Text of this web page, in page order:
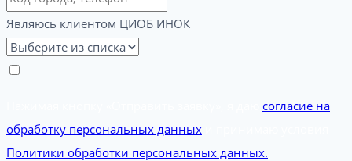
Являюсь клиентом ЦИОБ ИНОК
согласие на
обработку персональных данных
Политики обработки персональных данных.